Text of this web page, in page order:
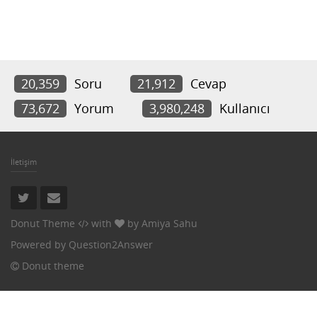
20,359 Soru 21,912
Cevap
73,672
Yorum 3,980,248 Kullanıcı
İletişim
Donut Theme with by Amiya Sahu
Powered by Question2Answer
Donut theme